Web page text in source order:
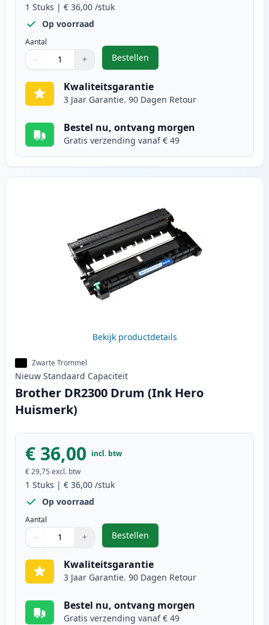
1 Stuks | € 36,00 /stuk
Op voorraad
Aantal
Gebruik de knoppen om aan te passen
− +
1
Bestellen
,Brother TN2320 (TN2310) toner
Kwaliteitsgarantie
3 Jaar Garantie. 90 Dagen Retour
Bestel nu, ontvang morgen
Gratis verzending vanaf € 49
Bekijk productdetails
Zwarte Trommel
Nieuw Standaard Capaciteit
Brother DR2300 Drum (Ink Hero
Huismerk)
€ 36,00 incl. btw
€ 29,75 excl. btw
1 Stuks | € 36,00 /stuk
Op voorraad
Aantal
Gebruik de knoppen om aan te passen
− +
1
Bestellen
,Brother DR2300 Drum (Ink Hero
Kwaliteitsgarantie
3 Jaar Garantie. 90 Dagen Retour
Bestel nu, ontvang morgen
Gratis verzending vanaf € 49